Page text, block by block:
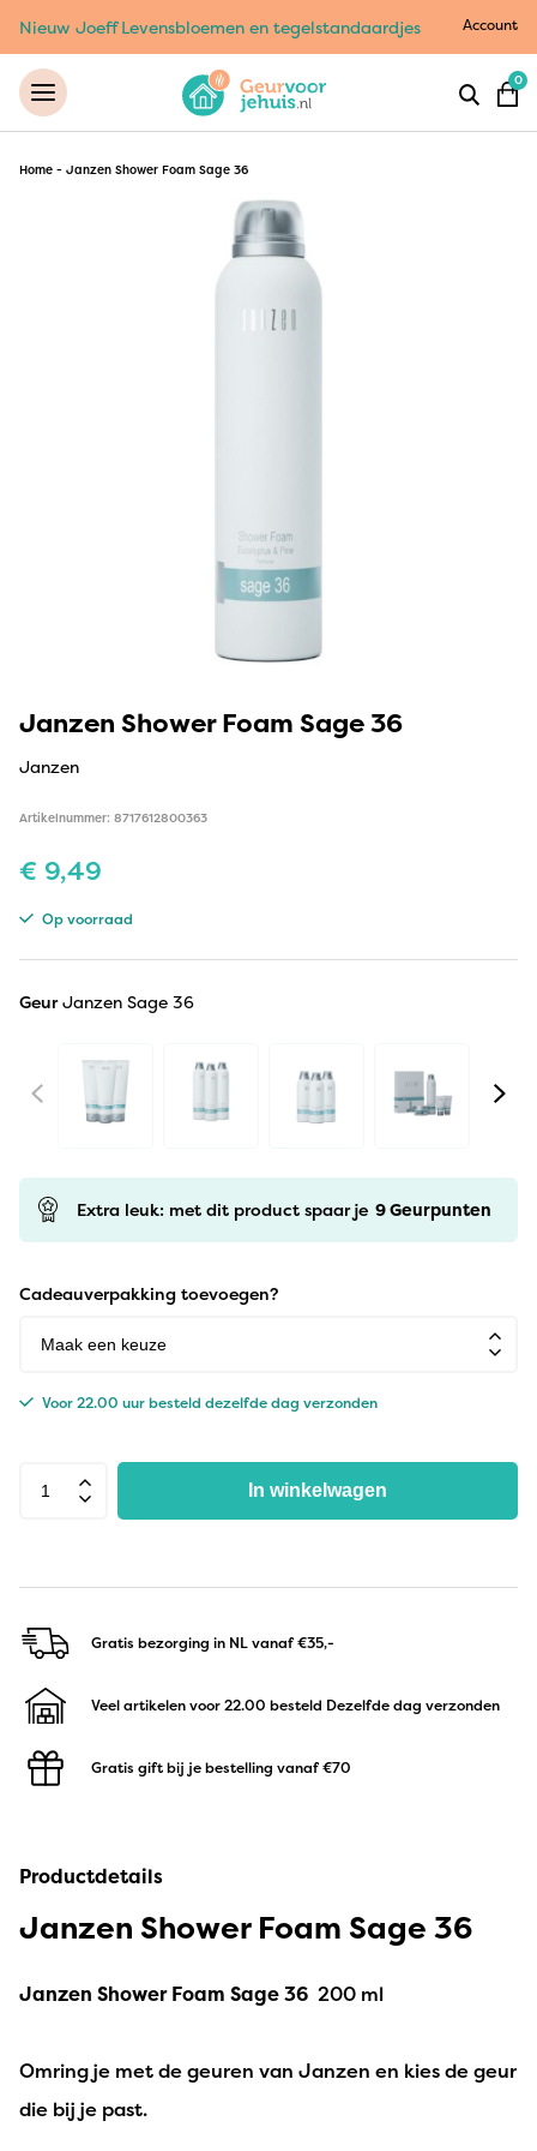
Nieuw Joeff Levensbloemen en tegelstandaardjes Account
0
Home - Janzen Shower Foam Sage 36
Janzen Shower Foam Sage 36
Janzen
Artikelnummer: 8717612800363
€ 9,49
Op voorraad
GeurJanzen Sage 36
Extra leuk: met dit product spaar je 9Geurpunten
Cadeauverpakking toevoegen?
Voor 22.00 uur besteld dezelfde dag verzonden
In winkelwagen
Gratis bezorging in NLvanaf €35,-
Veel artikelen voor 22.00 besteld Dezelfde dag verzonden
Gratis gift bij je bestelling vanaf €70
Productdetails
Janzen Shower Foam Sage 36
Janzen Shower Foam Sage 36 200 ml
Omring je met de geuren van Janzen en kies de geur
die bij je past.